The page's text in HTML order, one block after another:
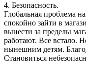
4. Безопасность.
Глобальная проблема
спокойно зайти в
вынести за пределы
работают. Все встало.
нынешним детям.
Становиться